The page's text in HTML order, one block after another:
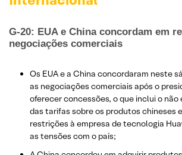
G-20: EUA e China concordam em
negociações comerciais
Os EUA e a China concordaram neste
as negociações comerciais após o
oferecer concessões, o que inclui o
das tarifas sobre os produtos chineses
restrições à empresa de tecnologia
as tensões com o país;